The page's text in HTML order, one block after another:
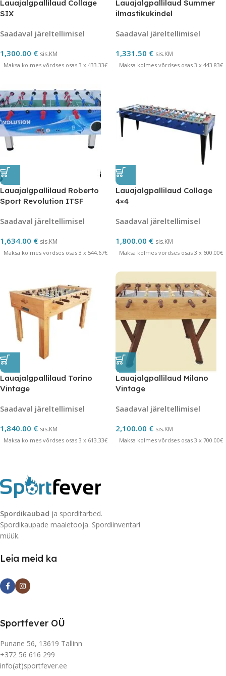
Lauajalgpallilaud Collage
SIX
Saadaval järeltellimisel
1,300.00 € sis.KM
Maksa kolmes võrdses osas 3 x 433.33€
Lauajalgpallilaud Summer
ilmastikukindel
Saadaval järeltellimisel
1,331.50 € sis.KM
Maksa kolmes võrdses osas 3 x 443.83€
Lauajalgpallilaud Roberto
Sport Revolution ITSF
Saadaval järeltellimisel
1,634.00 € sis.KM
Maksa kolmes võrdses osas 3 x 544.67€
Lauajalgpallilaud Collage
4×4
Saadaval järeltellimisel
1,800.00 € sis.KM
Maksa kolmes võrdses osas 3 x 600.00€
Lauajalgpallilaud Torino
Vintage
Saadaval järeltellimisel
1,840.00 € sis.KM
Maksa kolmes võrdses osas 3 x 613.33€
Lauajalgpallilaud Milano
Vintage
Saadaval järeltellimisel
2,100.00 € sis.KM
Maksa kolmes võrdses osas 3 x 700.00€
Spordikaubad ja sporditarbed.
Spordikaupade maaletooja. Spordiinventari
müük.
Leia meid ka
Sportfever OÜ
Punane 56, 13619 Tallinn
+372 56 616 299
info(at)sportfever.ee